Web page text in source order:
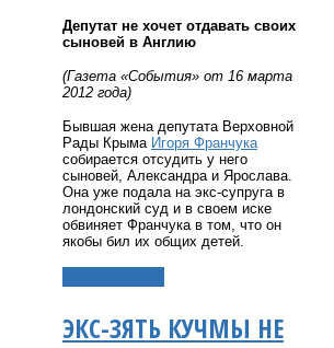
Депутат не хочет отдавать своих
сыновей в Англию
(Газета «События» от 16 марта
2012 года)
Бывшая жена депутата Верховной
Рады Крыма Игоря Франчука
собирается отсудить у него
сыновей, Александра и Ярослава.
Она уже подала на экс-супруга в
лондонский суд и в своем иске
обвиняет Франчука в том, что он
якобы бил их общих детей.
ЭКС-ЗЯТЬ КУЧМЫ НЕ